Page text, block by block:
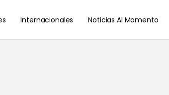
Internacionales Noticias Al Momento